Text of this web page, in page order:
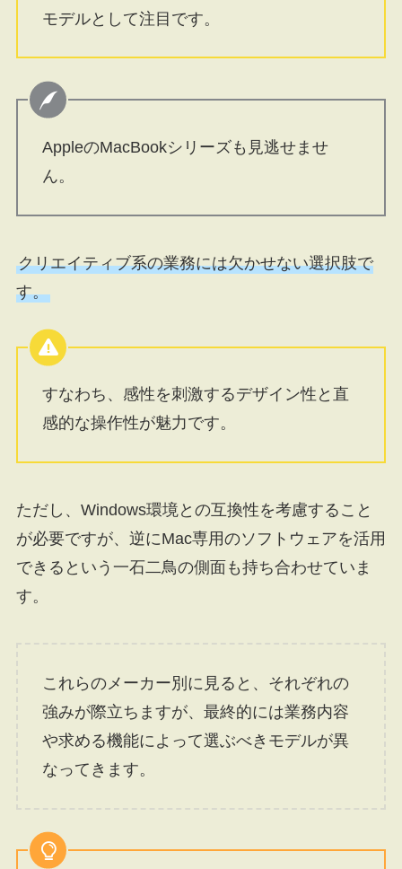
モデルとして注目です。
AppleのMacBookシリーズも見逃せませ
ん。
クリエイティブ系の業務には欠かせない選択肢で
す。
すなわち、感性を刺激するデザイン性と直
感的な操作性が魅力です。
ただし、Windows環境との互換性を考慮すること
が必要ですが、逆にMac専用のソフトウェアを活用
できるという一石二鳥の側面も持ち合わせていま
す。
これらのメーカー別に見ると、それぞれの
強みが際立ちますが、最終的には業務内容
や求める機能によって選ぶべきモデルが異
なってきます。